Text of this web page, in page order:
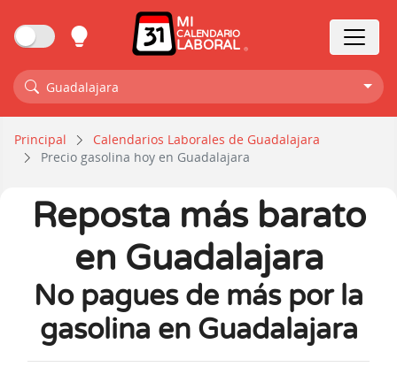
MI
CALENDARIO
LABORAL
Guadalajara
Principal
Calendarios Laborales de Guadalajara
Precio gasolina hoy en Guadalajara
Reposta más barato
en Guadalajara
No pagues de más por la
gasolina en Guadalajara